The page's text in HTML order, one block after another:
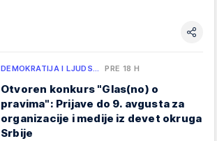
DEMOKRATIJA I LJUDS… PRE 18 H
Otvoren konkurs "Glas(no) o
pravima": Prijave do 9. avgusta za
organizacije i medije iz devet okruga
Srbije